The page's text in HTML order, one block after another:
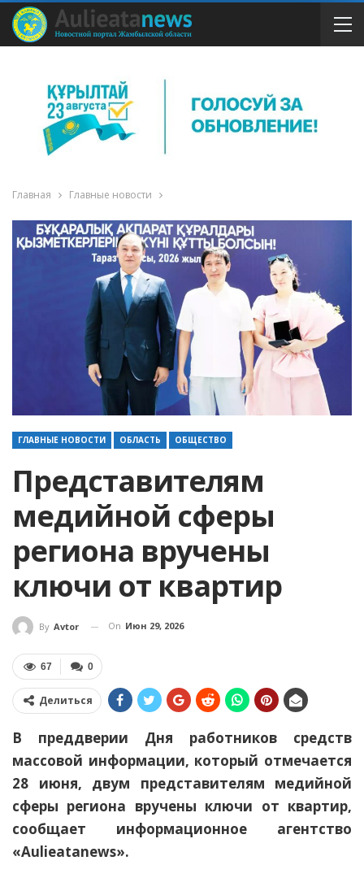
Главная Главные новости
ГЛАВНЫЕ НОВОСТИ ОБЛАСТЬ ОБЩЕСТВО
Представителям
медийной сферы
региона вручены
ключи от квартир
By Avtor On Июн 29, 2026
0
67
Делиться
В преддверии Дня работников средств
массовой информации, который отмечается
28 июня, двум представителям медийной
сферы региона вручены ключи от квартир,
сообщает информационное агентство
«Aulieatanews».